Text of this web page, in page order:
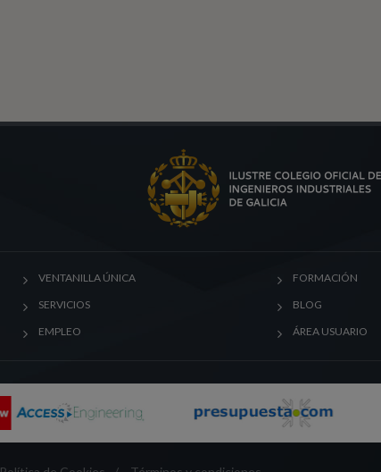
VENTANILLA ÚNICA
SERVICIOS
EMPLEO
FORMACIÓN
BLOG
ÁREA USUARIO